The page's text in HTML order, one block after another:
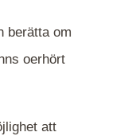
berätta om
oerhört
att